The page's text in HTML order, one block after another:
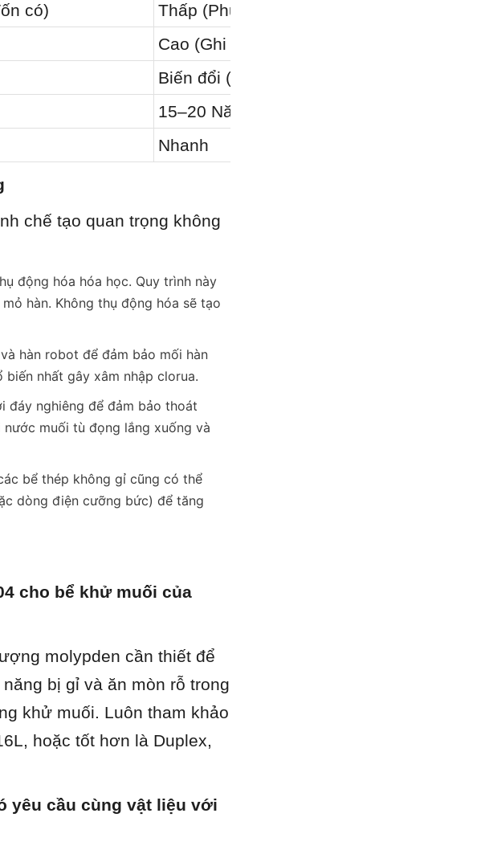
có) Thấp (Phụ thuộc vào lớp lót)
Cao (Ghi mã định kỳ)
Biến đổi (Rủi ro hỏng lớp phủ)
15–20 Năm
Nhanh
chế tạo quan trọng không
động hóa hóa học. Quy trình này
hàn. Không thụ động hóa sẽ tạo
hàn robot để đảm bảo mối hàn
nhất gây xâm nhập clorua.
đáy nghiêng để đảm bảo thoát
muối tù đọng lắng xuống và
bể thép không gỉ cũng có thể
dòng điện cưỡng bức) để tăng
cho bể khử muối của
molypden cần thiết để
bị gỉ và ăn mòn rỗ trong
khử muối. Luôn tham khảo
hoặc tốt hơn là Duplex,
yêu cầu cùng vật liệu với